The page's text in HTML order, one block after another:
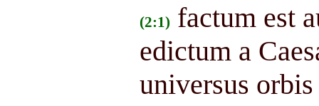
(2:1) factum est
edictum a
universus orbis